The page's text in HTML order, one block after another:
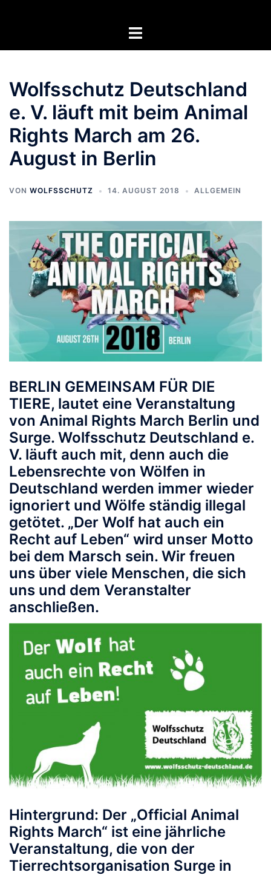
Menü
Wolfsschutz Deutschland
e. V. läuft mit beim Animal
Rights March am 26.
August in Berlin
VON WOLFSSCHUTZ 14. AUGUST 2018 ALLGEMEIN
BERLIN GEMEINSAM FÜR DIE
TIERE, lautet eine Veranstaltung
von Animal Rights March Berlin und
Surge. Wolfsschutz Deutschland e.
V. läuft auch mit, denn auch die
Lebensrechte von Wölfen in
Deutschland werden immer wieder
ignoriert und Wölfe ständig illegal
getötet. „Der Wolf hat auch ein
Recht auf Leben“ wird unser Motto
bei dem Marsch sein. Wir freuen
uns über viele Menschen, die sich
uns und dem Veranstalter
anschließen.
Hintergrund: Der „Official Animal
Rights March“ ist eine jährliche
Veranstaltung, die von der
Tierrechtsorganisation Surge in